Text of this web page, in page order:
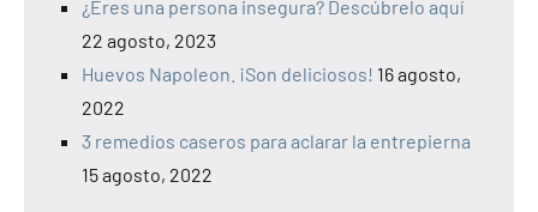
¿Eres una persona insegura? Descúbrelo aquí
22 agosto, 2023
Huevos Napoleon. ¡Son deliciosos! 16 agosto,
2022
3 remedios caseros para aclarar la entrepierna
15 agosto, 2022